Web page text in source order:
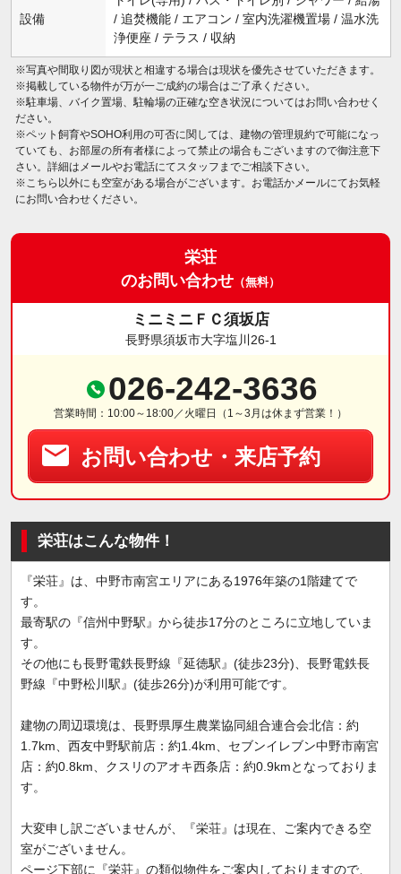
設備
/ 追焚機能 / エアコン / 室内洗濯機置場 / 温水洗
浄便座 / テラス / 収納
※写真や間取り図が現状と相違する場合は現状を優先させていただきます。
※掲載している物件が万が一ご成約の場合はご了承ください。
※駐車場、バイク置場、駐輪場の正確な空き状況についてはお問い合わせく
ださい。
※ペット飼育やSOHO利用の可否に関しては、建物の管理規約で可能になっ
ていても、お部屋の所有者様によって禁止の場合もございますので御注意下
さい。詳細はメールやお電話にてスタッフまでご相談下さい。
※こちら以外にも空室がある場合がございます。お電話かメールにてお気軽
にお問い合わせください。
栄荘
のお問い合わせ （無料）
ミニミニＦＣ須坂店
長野県須坂市大字塩川26-1
026-242-3636
営業時間：10:00～18:00／火曜日（1～3月は休まず営業！）
お問い合わせ・来店予約
栄荘はこんな物件！
『栄荘』は、中野市南宮エリアにある1976年築の1階建てで
す。
最寄駅の『信州中野駅』から徒歩17分のところに立地していま
す。
その他にも長野電鉄長野線『延徳駅』(徒歩23分)、長野電鉄長
野線『中野松川駅』(徒歩26分)が利用可能です。
建物の周辺環境は、長野県厚生農業協同組合連合会北信：約
1.7km、西友中野駅前店：約1.4km、セブンイレブン中野市南宮
店：約0.8km、クスリのアオキ西条店：約0.9kmとなっておりま
す。
大変申し訳ございませんが、『栄荘』は現在、ご案内できる空
室がございません。
ページ下部に『栄荘』の類似物件をご案内しておりますので、